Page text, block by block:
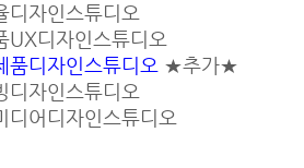
디자인스튜디오
UX디자인스튜디오
품디자인스튜디오 ★추가★
디자인스튜디오
어디자인스튜디오